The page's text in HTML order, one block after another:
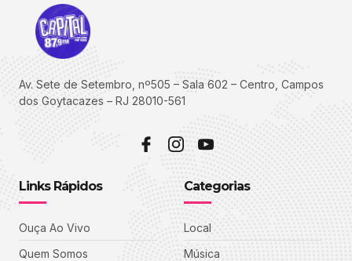
Av. Sete de Setembro, nº505 – Sala 602 – Centro, Campos
dos Goytacazes – RJ 28010-561
Links Rápidos
Ouça Ao Vivo
Quem Somos
Categorias
Local
Música